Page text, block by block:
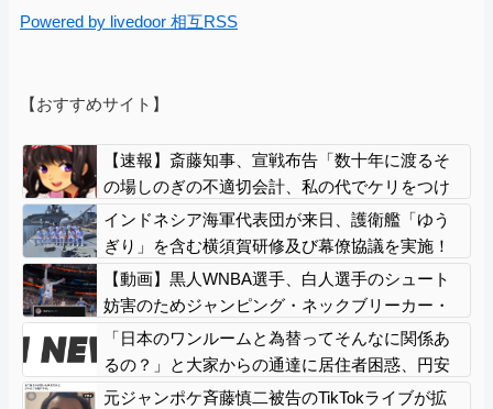
Powered by livedoor 相互RSS
【おすすめサイト】
【速報】斎藤知事、宣戦布告「数十年に渡るそ
の場しのぎの不適切会計、私の代でケリをつけ
る」
インドネシア海軍代表団が来日、護衛艦「ゆう
ぎり」を含む横須賀研修及び幕僚協議を実施！
【動画】黒人WNBA選手、白人選手のシュート
妨害のためジャンピング・ネックブリーカー・
ドロップして退場処分→ロッカールームから
「白人特権」と投稿して人種差別問題にすり替
える
「日本のワンルームと為替ってそんなに関係あ
るの？」と大家からの通達に居住者困惑、円安
だから家賃を……
元ジャンポケ斉藤慎二被告のTikTokライブが拡